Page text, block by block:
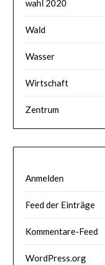
wahl 2020
Wald
Wasser
Wirtschaft
Zentrum
Anmelden
Feed der Einträge
Kommentare-Feed
WordPress.org